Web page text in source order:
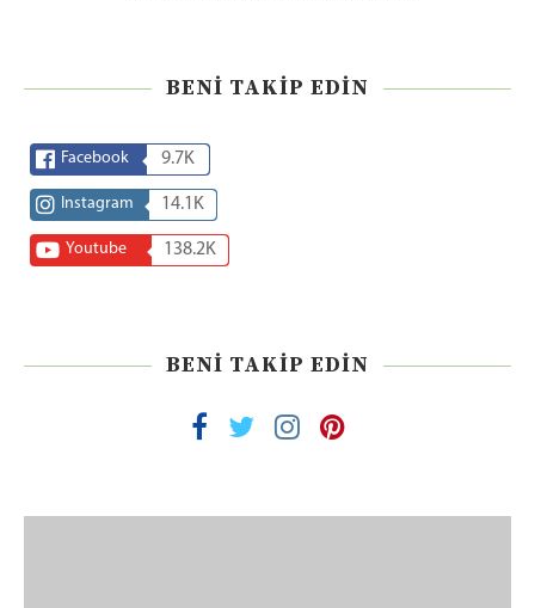
BENI TAKIP EDIN
Facebook 9.7K
Instagram 14.1K
Youtube 138.2K
BENI TAKIP EDIN